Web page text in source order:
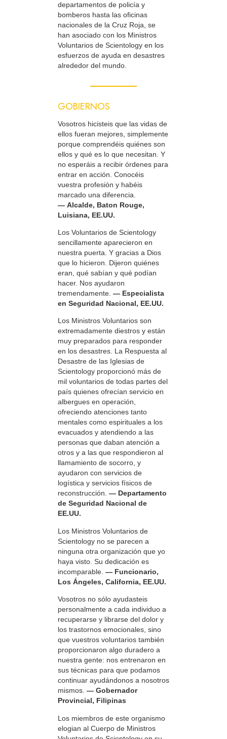
departamentos de policía y
bomberos hasta las oficinas
nacionales de la Cruz Roja, se
han asociado con los Ministros
Voluntarios de Scientology en los
esfuerzos de ayuda en desastres
alrededor del mundo.
GOBIERNOS
Vosotros hicisteis que las vidas de
ellos fueran mejores, simplemente
porque comprendéis quiénes son
ellos y qué es lo que necesitan. Y
no esperáis a recibir órdenes para
entrar en acción. Conocéis
vuestra profesión y habéis
marcado una diferencia.
— Alcalde, Baton Rouge,
Luisiana, EE.UU.
Los Voluntarios de Scientology
sencillamente aparecieron en
nuestra puerta. Y gracias a Dios
que lo hicieron. Dijeron quiénes
eran, qué sabían y qué podían
hacer. Nos ayudaron
tremendamente. — Especialista
en Seguridad Nacional, EE.UU.
Los Ministros Voluntarios son
extremadamente diestros y están
muy preparados para responder
en los desastres. La Respuesta al
Desastre de las Iglesias de
Scientology proporcionó más de
mil voluntarios de todas partes del
país quienes ofrecían servicio en
albergues en operación,
ofreciendo atenciones tanto
mentales como espirituales a los
evacuados y atendiendo a las
personas que daban atención a
otros y a las que respondieron al
llamamiento de socorro, y
ayudaron con servicios de
logística y servicios físicos de
reconstrucción. — Departamento
de Seguridad Nacional de
EE.UU.
Los Ministros Voluntarios de
Scientology no se parecen a
ninguna otra organización que yo
haya visto. Su dedicación es
incomparable. — Funcionario,
Los Ángeles, California, EE.UU.
Vosotros no sólo ayudasteis
personalmente a cada individuo a
recuperarse y librarse del dolor y
los trastornos emocionales, sino
que vuestros voluntarios también
proporcionaron algo duradero a
nuestra gente: nos entrenaron en
sus técnicas para que podamos
continuar ayudándonos a nosotros
mismos. — Gobernador
Provincial, Filipinas
Los miembros de este organismo
elogian al Cuerpo de Ministros